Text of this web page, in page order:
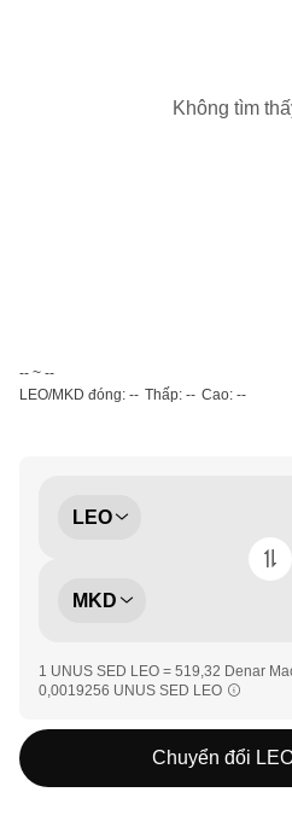
Không tìm
-- ~ --
LEO/MKD đóng: -- Thấp: -- Cao: --
LEO
MKD
1 UNUS SED LEO = 519,32 Denar
0,0019256 UNUS SED LEO
Chuyển đổi